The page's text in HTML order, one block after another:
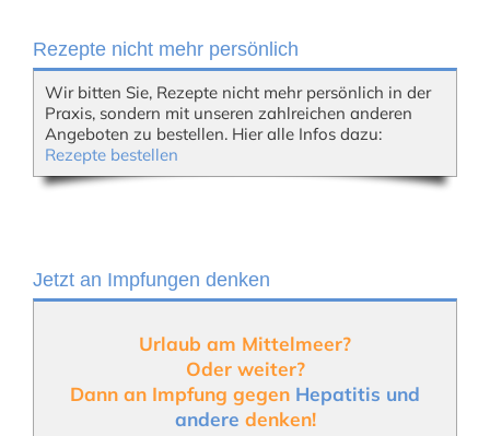
Rezepte nicht mehr persönlich
Wir bitten Sie, Rezepte nicht mehr persönlich in der
Praxis, sondern mit unseren zahlreichen anderen
Angeboten zu bestellen. Hier alle Infos dazu:
Rezepte bestellen
Jetzt an Impfungen denken
Urlaub am Mittelmeer?
Oder weiter?
Dann an Impfung gegen Hepatitis und
andere denken!